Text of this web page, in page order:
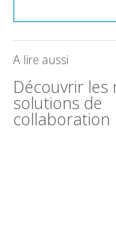
A lire aussi
Découvrir les
solutions de
collaboration